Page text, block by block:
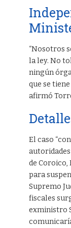
“Nosotros
la ley. No
ningún
que se
afirmó
El caso
de Coroico,
para
Supremo
fiscales
exministro